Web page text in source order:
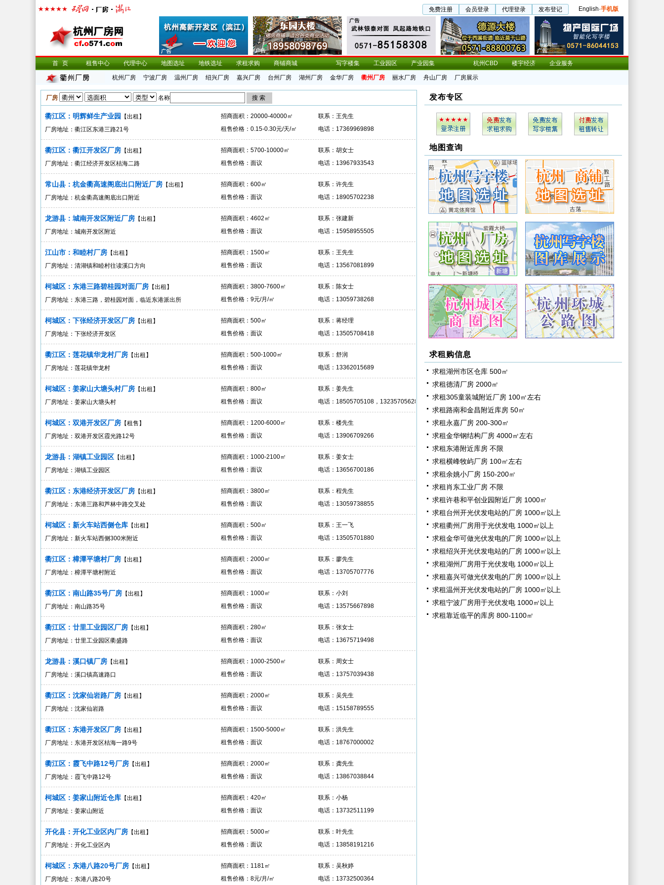
免费注册 会员登录 代理登录 发布登记 English·手机版
首页 租售中心 代理中心 地图选址 地铁选址 求租求购 商铺商城 写字楼集 工业园区 产业园集 杭州CBD 楼宇经济 企业服务
杭州厂房 宁波厂房 温州厂房 绍兴厂房 嘉兴厂房 台州厂房 湖州厂房 金华厂房 衢州厂房 丽水厂房 舟山厂房 厂房展示
厂房 名称
衢江区：明辉鲜生产业园
【出租】
厂房地址：衢江区东港三路21号
招商面积：20000-40000㎡
联系：王先生
租售价格：0.15-0.30元/天/㎡
电话：17369969898
衢江区：衢江开发区厂房 【出租】
厂房地址：衢江经济开发区桔海二路
招商面积：5700-10000㎡
联系：胡女士
租售价格：面议
电话：13967933543
常山县：杭金衢高速阁底出口附近厂房 【出租】
厂房地址：杭金衢高速阁底出口附近
招商面积：600㎡
联系：许先生
租售价格：面议
电话：18905702238
龙游县：城南开发区附近厂房 【出租】
厂房地址：城南开发区附近
招商面积：4602㎡
联系：张建新
租售价格：面议
电话：15958955505
江山市：和睦村厂房 【出租】
厂房地址：清湖镇和睦村往读溪口方向
招商面积：1500㎡
联系：王先生
租售价格：面议
电话：13567081899
柯城区：东港三路碧桂园对面厂房 【出租】
厂房地址：东港三路，碧桂园对面，临近东港派出所
招商面积：3800-7600㎡
联系：陈女士
租售价格：9元/月/㎡
电话：13059738268
柯城区：下张经济开发区厂房 【出租】
厂房地址：下张经济开发区
招商面积：500㎡
联系：蒋经理
租售价格：面议
电话：13505708418
衢江区：莲花镇华龙村厂房 【出租】
厂房地址：莲花镇华龙村
招商面积：500-1000㎡
联系：舒润
租售价格：面议
电话：13362015689
柯城区：姜家山大塘头村厂房 【出租】
厂房地址：姜家山大塘头村
招商面积：800㎡
联系：姜先生
租售价格：面议
电话：18505705108，13235705628
柯城区：双港开发区厂房 【租售】
厂房地址：双港开发区霞光路12号
招商面积：1200-6000㎡
联系：楼先生
租售价格：面议
电话：13906709266
龙游县：湖镇工业园区 【出租】
厂房地址：湖镇工业园区
招商面积：1000-2100㎡
联系：姜女士
租售价格：面议
电话：13656700186
衢江区：东港经济开发区厂房 【出租】
厂房地址：东港三路和芦林中路交叉处
招商面积：3800㎡
联系：程先生
租售价格：面议
电话：13059738855
柯城区：新火车站西侧仓库 【出租】
厂房地址：新火车站西侧300米附近
招商面积：500㎡
联系：王一飞
租售价格：面议
电话：13505701880
衢江区：樟潭平塘村厂房 【出租】
厂房地址：樟潭平塘村附近
招商面积：2000㎡
联系：廖先生
租售价格：面议
电话：13705707776
衢江区：南山路35号厂房 【出租】
厂房地址：南山路35号
招商面积：1000㎡
联系：小刘
租售价格：面议
电话：13575667898
衢江区：廿里工业园区厂房 【出租】
厂房地址：廿里工业园区衢盛路
招商面积：280㎡
联系：张女士
租售价格：面议
电话：13675719498
龙游县：溪口镇厂房 【出租】
厂房地址：溪口镇高速路口
招商面积：1000-2500㎡
联系：周女士
租售价格：面议
电话：13757039438
衢江区：沈家仙岩路厂房 【出租】
厂房地址：沈家仙岩路
招商面积：2000㎡
联系：吴先生
租售价格：面议
电话：15158789555
衢江区：东港开发区厂房 【出租】
厂房地址：东港开发区桔海一路9号
招商面积：1500-5000㎡
联系：洪先生
租售价格：面议
电话：18767000002
衢江区：霞飞中路12号厂房 【出租】
厂房地址：霞飞中路12号
招商面积：2000㎡
联系：龚先生
租售价格：面议
电话：13867038844
柯城区：姜家山附近仓库 【出租】
厂房地址：姜家山附近
招商面积：420㎡
联系：小杨
租售价格：面议
电话：13732511199
开化县：开化工业区内厂房 【出租】
厂房地址：开化工业区内
招商面积：5000㎡
联系：叶先生
租售价格：面议
电话：13858191216
柯城区：东港八路20号厂房 【出租】
厂房地址：东港八路20号
招商面积：1181㎡
联系：吴秋婷
租售价格：8元/月/㎡
电话：13732500364
发布专区
地图查询
求租购信息
求租湖州市区仓库 500㎡
求租德清厂房 2000㎡
求租305童装城附近厂房 100㎡左右
求租路南和金昌附近库房 50㎡
求租永嘉厂房 200-300㎡
求租金华钢结构厂房 4000㎡左右
求租东港附近库房 不限
求租横峰牧屿厂房 100㎡左右
求租余姚小厂房 150-200㎡
求租肖东工业厂房 不限
求租许巷和平创业园附近厂房 1000㎡
求租台州开光伏发电站的厂房 1000㎡以上
求租衢州厂房用于光伏发电 1000㎡以上
求租金华可做光伏发电的厂房 1000㎡以上
求租绍兴开光伏发电站的厂房 1000㎡以上
求租湖州厂房用于光伏发电 1000㎡以上
求租嘉兴可做光伏发电的厂房 1000㎡以上
求租温州开光伏发电站的厂房 1000㎡以上
求租宁波厂房用于光伏发电 1000㎡以上
求租靠近临平的库房 800-1100㎡